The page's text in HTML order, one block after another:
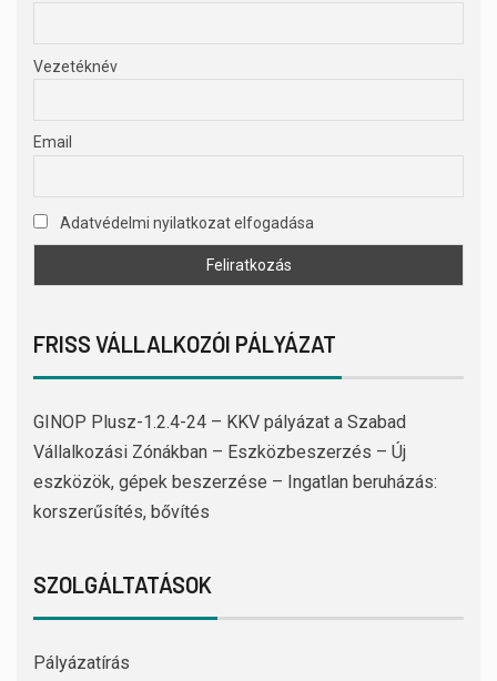
Vezetéknév
Email
Adatvédelmi nyilatkozat elfogadása
FRISS VÁLLALKOZÓI PÁLYÁZAT
GINOP Plusz-1.2.4-24 – KKV pályázat a Szabad
Vállalkozási Zónákban – Eszközbeszerzés – Új
eszközök, gépek beszerzése – Ingatlan beruházás:
korszerűsítés, bővítés
SZOLGÁLTATÁSOK
Pályázatírás